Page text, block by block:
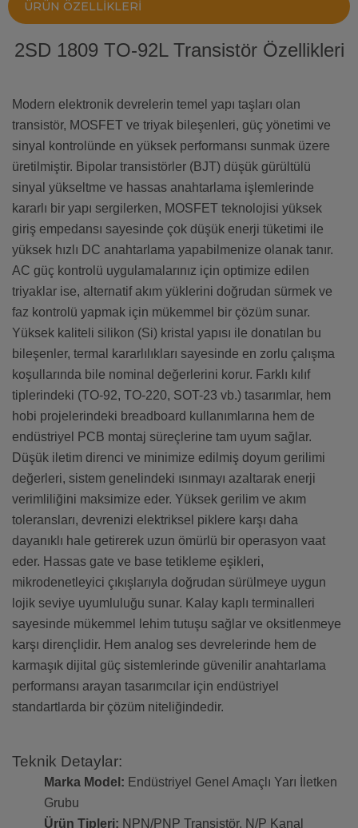
ÜRÜN ÖZELLIKLERI
2SD 1809 TO-92L Transistör Özellikleri
Modern elektronik devrelerin temel yapı taşları olan
transistör, MOSFET ve triyak bileşenleri, güç yönetimi ve
sinyal kontrolünde en yüksek performansı sunmak üzere
üretilmiştir. Bipolar transistörler (BJT) düşük gürültülü
sinyal yükseltme ve hassas anahtarlama işlemlerinde
kararlı bir yapı sergilerken, MOSFET teknolojisi yüksek
giriş empedansı sayesinde çok düşük enerji tüketimi ile
yüksek hızlı DC anahtarlama yapabilmenize olanak tanır.
AC güç kontrolü uygulamalarınız için optimize edilen
triyaklar ise, alternatif akım yüklerini doğrudan sürmek ve
faz kontrolü yapmak için mükemmel bir çözüm sunar.
Yüksek kaliteli silikon (Si) kristal yapısı ile donatılan bu
bileşenler, termal kararlılıkları sayesinde en zorlu çalışma
koşullarında bile nominal değerlerini korur. Farklı kılıf
tiplerindeki (TO-92, TO-220, SOT-23 vb.) tasarımlar, hem
hobi projelerindeki breadboard kullanımlarına hem de
endüstriyel PCB montaj süreçlerine tam uyum sağlar.
Düşük iletim direnci ve minimize edilmiş doyum gerilimi
değerleri, sistem genelindeki ısınmayı azaltarak enerji
verimliliğini maksimize eder. Yüksek gerilim ve akım
toleransları, devrenizi elektriksel piklere karşı daha
dayanıklı hale getirerek uzun ömürlü bir operasyon vaat
eder. Hassas gate ve base tetikleme eşikleri,
mikrodenetleyici çıkışlarıyla doğrudan sürülmeye uygun
lojik seviye uyumluluğu sunar. Kalay kaplı terminalleri
sayesinde mükemmel lehim tutuşu sağlar ve oksitlenmeye
karşı dirençlidir. Hem analog ses devrelerinde hem de
karmaşık dijital güç sistemlerinde güvenilir anahtarlama
performansı arayan tasarımcılar için endüstriyel
standartlarda bir çözüm niteliğindedir.
Teknik Detaylar:
Marka Model: Endüstriyel Genel Amaçlı Yarı İletken
Grubu
Ürün Tipleri: NPN/PNP Transistör, N/P Kanal